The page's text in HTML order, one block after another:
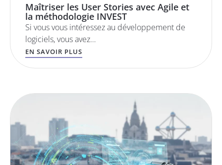
Maîtriser les User Stories avec Agile et
la méthodologie INVEST
Si vous vous intéressez au développement de
logiciels, vous avez…
EN SAVOIR PLUS